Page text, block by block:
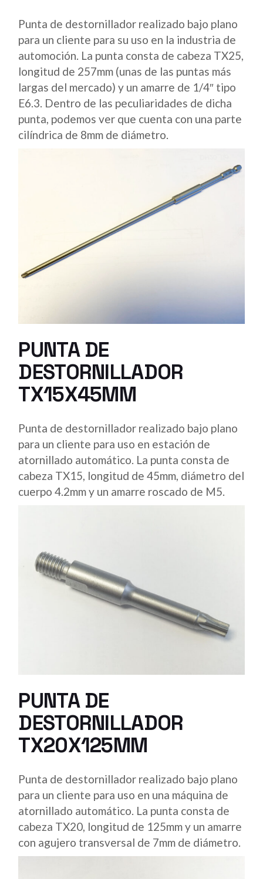
Punta de destornillador realizado bajo plano
para un cliente para su uso en la industria de
automoción. La punta consta de cabeza TX25,
longitud de 257mm (unas de las puntas más
largas del mercado) y un amarre de 1/4″ tipo
E6.3. Dentro de las peculiaridades de dicha
punta, podemos ver que cuenta con una parte
cilíndrica de 8mm de diámetro.
PUNTA DE
DESTORNILLADOR
TX15X45MM
Punta de destornillador realizado bajo plano
para un cliente para uso en estación de
atornillado automático. La punta consta de
cabeza TX15, longitud de 45mm, diámetro del
cuerpo 4.2mm y un amarre roscado de M5.
PUNTA DE
DESTORNILLADOR
TX20X125MM
Punta de destornillador realizado bajo plano
para un cliente para uso en una máquina de
atornillado automático. La punta consta de
cabeza TX20, longitud de 125mm y un amarre
con agujero transversal de 7mm de diámetro.